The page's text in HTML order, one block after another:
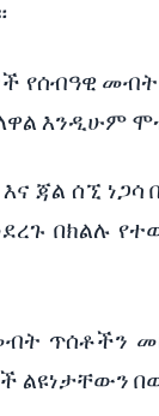
የሰብዓዊ መብት
እንዲሁም
እና ጃል ሰኚ ነጋሳ
በክልሉ
ጥሰቶችን
ልዩነታቸውን